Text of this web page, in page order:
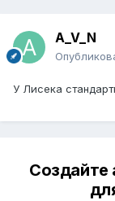
A_V_N
У Лисека
Создайте